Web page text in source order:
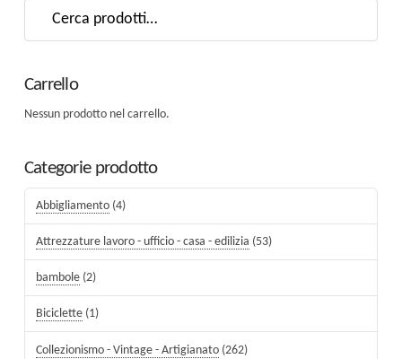
Carrello
Nessun prodotto nel carrello.
Categorie prodotto
Abbigliamento (4)
Attrezzature lavoro - ufficio - casa - edilizia (53)
bambole (2)
Biciclette (1)
Collezionismo - Vintage - Artigianato (262)